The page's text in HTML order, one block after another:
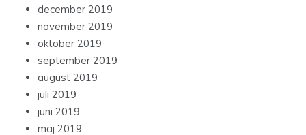
december 2019
november 2019
oktober 2019
september 2019
august 2019
juli 2019
juni 2019
maj 2019